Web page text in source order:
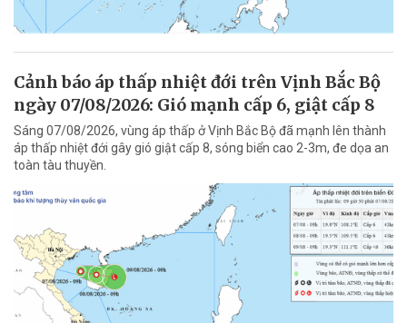
Cảnh báo áp thấp nhiệt đới trên Vịnh Bắc Bộ
ngày 07/08/2026: Gió mạnh cấp 6, giật cấp 8
Sáng 07/08/2026, vùng áp thấp ở Vịnh Bắc Bộ đã mạnh lên thành
áp thấp nhiệt đới gây gió giật cấp 8, sóng biển cao 2-3m, đe dọa an
toàn tàu thuyền.